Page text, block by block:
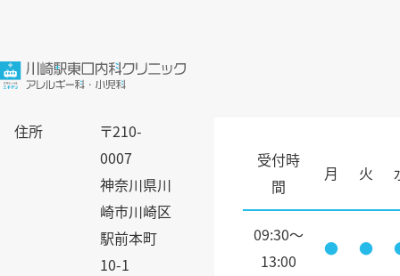
住所
〒210-
0007
神奈川県川
崎市川崎区
駅前本町
10-1
受付時
間
月 火
09:30～
13:00
● ●